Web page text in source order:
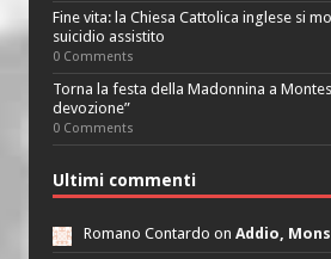
Fine vita: la Chiesa Cattolica inglese si
suicidio assistito
0 Comments
Torna la festa della Madonnina a
devozione”
0 Comments
Ultimi commenti
Romano Contardo on Addio,